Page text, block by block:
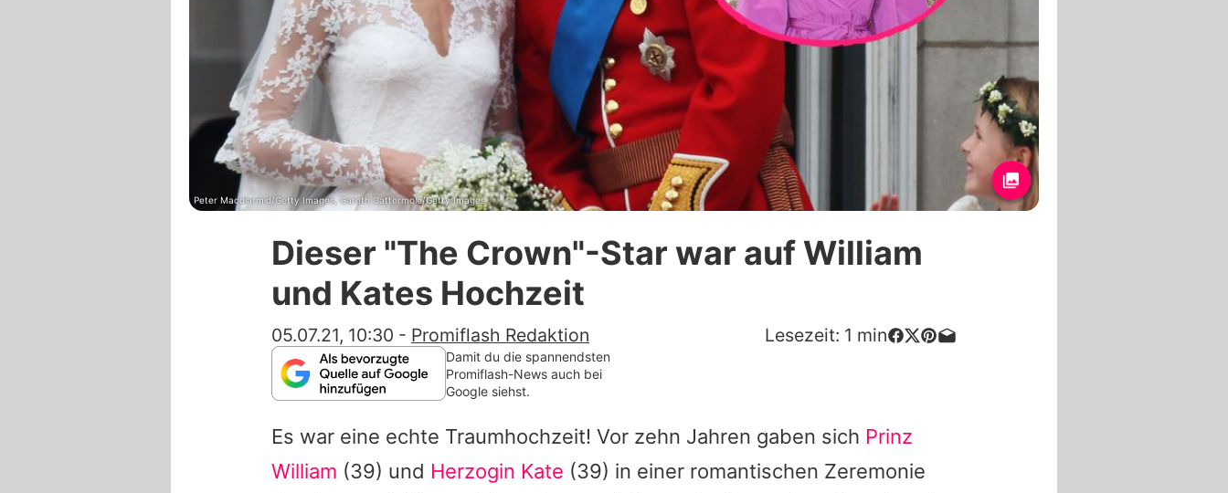
Jobs
App runterladen
Team
Redaktionelle Richtlinien
Impressum
Datenschutzerklärung
Nutzungsbedingungen
Utiq verwalten
Peter Macdiarmid/Getty Images, Gareth Cattermole/Getty Images
Dieser "The Crown"-Star war auf William
und Kates Hochzeit
05.07.21, 10:30 - Promiflash Redaktion Lesezeit: 1 min
Damit du die spannendsten
Promiflash-News auch bei
Google siehst.
Es war eine echte Traumhochzeit! Vor zehn Jahren gaben sich Prinz
William (39) und Herzogin Kate (39) in einer romantischen Zeremonie